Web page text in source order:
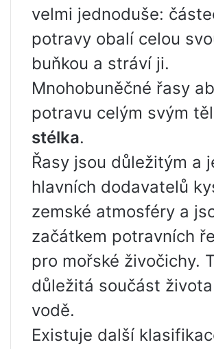
velmi jednoduše:
potravy obalí celou
buňkou a stráví ji.
Mnohobuněčné řasy
potravu celým svým
stélka.
Řasy jsou důležitým a
hlavních dodavatelů
zemské atmosféry a
začátkem potravních
pro mořské živočichy.
důležitá součást
vodě.
Existuje další